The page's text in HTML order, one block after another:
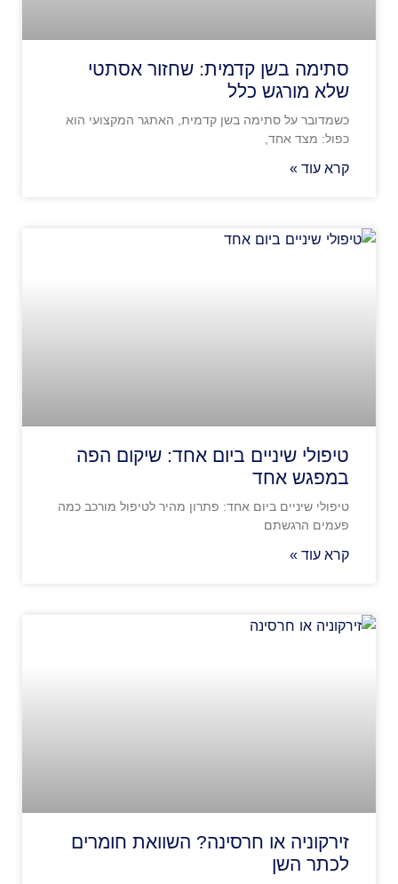
סתימה בשן קדמית: שחזור אסתטי
שלא מורגש כלל
כשמדובר על סתימה בשן קדמית, האתגר המקצועי הוא
כפול: מצד אחד,
קרא עוד »
טיפולי שיניים ביום אחד: שיקום הפה
במפגש אחד
טיפולי שיניים ביום אחד: פתרון מהיר לטיפול מורכב כמה
פעמים הרגשתם
קרא עוד »
זירקוניה או חרסינה? השוואת חומרים
לכתר השן